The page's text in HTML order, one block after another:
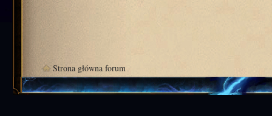
Strona główna forum